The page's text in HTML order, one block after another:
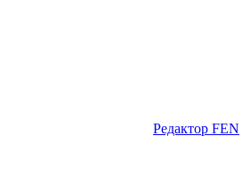
Редактор FEN